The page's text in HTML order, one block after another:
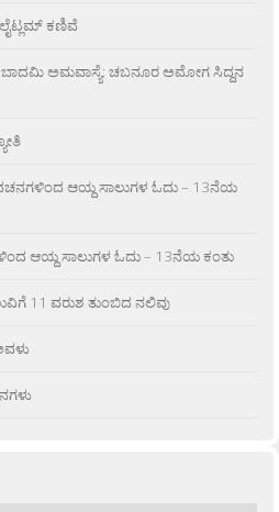
ಕಣಿವೆ
ಬಾದಮಿ ಅಮವಾಸ್ಯೆ: ಚಬನೂರ ಅಮೋಗ ಸಿದ್ದನ
ಆಯ್ದ ಸಾಲುಗಳ ಓದು – 13ನೆಯ
ಆಯ್ದ ಸಾಲುಗಳ ಓದು – 13ನೆಯ ಕಂತು
11 ವರುಶ ತುಂಬಿದ ನಲಿವು